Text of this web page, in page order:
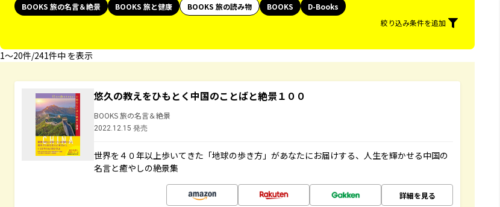
BOOKS 旅の名言＆絶景
BOOKS 旅と健康 BOOKS 旅の読み物 BOOKS
D-Books
絞り込み条件を追加
1〜20件/241件中 を表示
悠久の教えをひもとく中国のことばと絶景１００
BOOKS 旅の名言＆絶景
2022.12.15 発売
世界を４０年以上歩いてきた「地球の歩き方」があなたにお届けする、人生を輝かせる中国の
名言と癒やしの絶景集
詳細を見る